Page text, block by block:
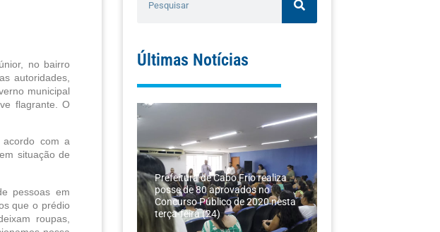
no bairro
autoridades,
municipal
flagrante. O
acordo com a
situação de
pessoas em
que o prédio
roupas,
Últimas Notícias
Prefeitura de Cabo Frio realiza
posse de 80 aprovados no
Concurso Público de 2020 nesta
terça-feira (24)